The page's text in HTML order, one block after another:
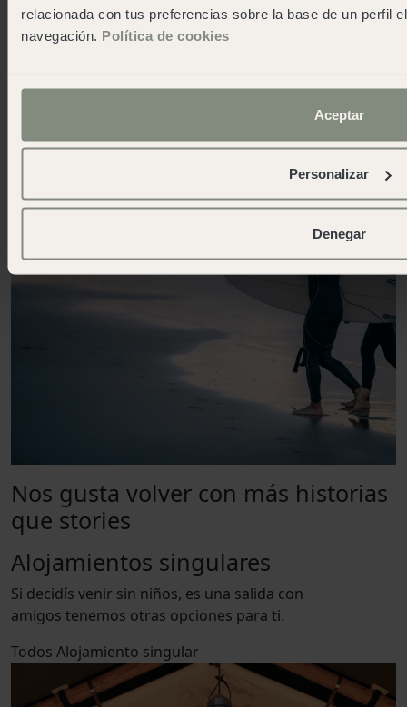
relacionada con tus preferencias sobre la base de un perfil
navegación. Política de cookies
Aceptar
Personalizar
Denegar
Nos gusta volver con más historias
que stories
Alojamientos singulares
Si decidís venir sin niños, es una salida con
amigos tenemos otras opciones para ti.
Todos Alojamiento singular